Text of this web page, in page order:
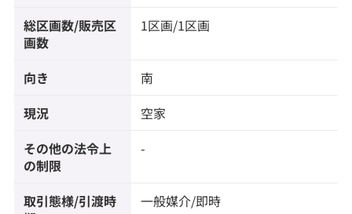
総区画数/販売区
画数
1区画/1区画
向き 南
現況 空家
その他の法令上
の制限
-
取引態様/引渡時
一般媒介/即時